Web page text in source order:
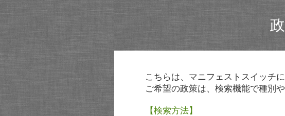
こちらは、マニフェストスイッチ
ご希望の政策は、検索機能で種別
【検索方法】